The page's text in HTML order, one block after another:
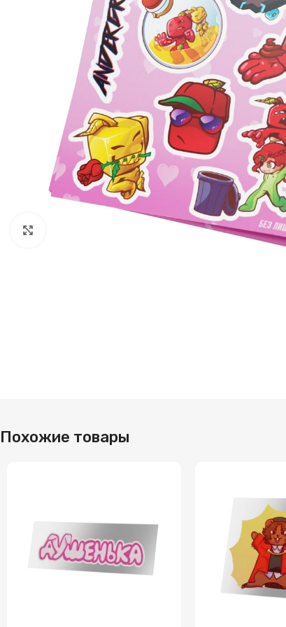
Похожие товары